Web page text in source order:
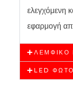
ελεγχόμενη
εφαρμογή
ΛΕΜΦΙΚΌ
LED